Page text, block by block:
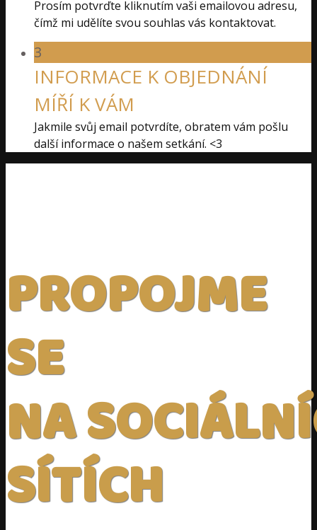
Prosím potvrďte kliknutím vaši emailovou adresu,
čímž mi udělíte svou souhlas vás kontaktovat.
3
INFORMACE K OBJEDNÁNÍ
MÍŘÍ K VÁM
Jakmile svůj email potvrdíte, obratem vám pošlu
další informace o našem setkání. <3
PROPOJME
SE
NA
SÍTÍCH